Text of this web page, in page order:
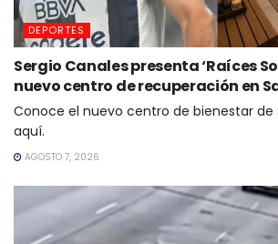
DEPORTES
Sergio Canales presenta ‘Raíces
nuevo centro de recuperación en
Conoce el nuevo centro de bienestar de
aquí.
AGOSTO 7, 2026